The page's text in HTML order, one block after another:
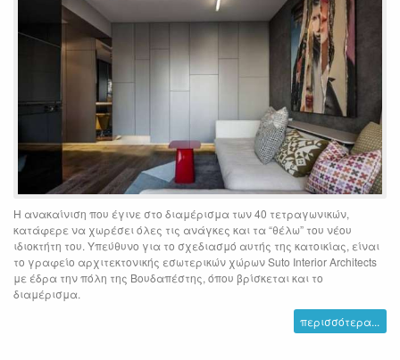
Η ανακαίνιση που έγινε στο διαμέρισμα των 40 τετραγωνικών,
κατάφερε να χωρέσει όλες τις ανάγκες και τα “θέλω” του νέου
ιδιοκτήτη του. Υπεύθυνο για το σχεδιασμό αυτής της κατοικίας, είναι
το γραφείο αρχιτεκτονικής εσωτερικών χώρων Suto Interior Architects
με έδρα την πόλη της Βουδαπέστης, όπου βρίσκεται και το
διαμέρισμα.
περισσότερα...